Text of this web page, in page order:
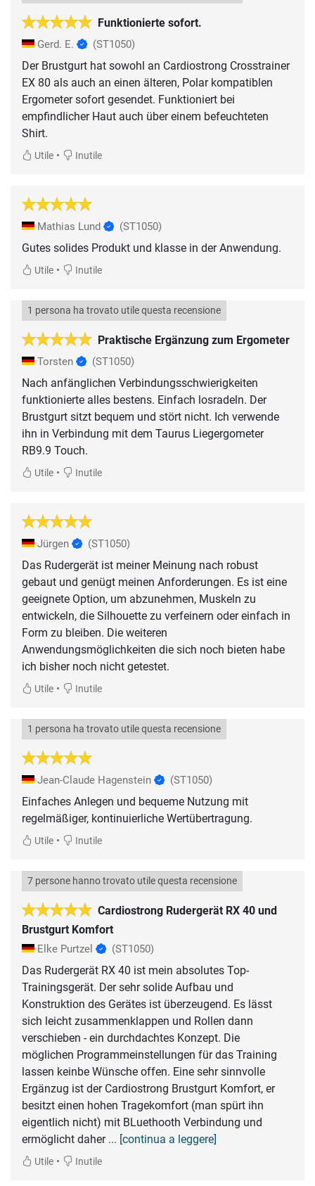
Funktionierte sofort.
Gerd. E. (ST1050)
Der Brustgurt hat sowohl an Cardiostrong Crosstrainer
EX 80 als auch an einen älteren, Polar kompatiblen
Ergometer sofort gesendet. Funktioniert bei
empfindlicher Haut auch über einem befeuchteten
Shirt.
Utile • Inutile
Mathias Lund (ST1050)
Gutes solides Produkt und klasse in der Anwendung.
Utile • Inutile
Praktische Ergänzung zum Ergometer
1 persona ha trovato utile questa recensione
Torsten (ST1050)
Nach anfänglichen Verbindungsschwierigkeiten
funktionierte alles bestens. Einfach losradeln. Der
Brustgurt sitzt bequem und stört nicht. Ich verwende
ihn in Verbindung mit dem Taurus Liegergometer
RB9.9 Touch.
Utile • Inutile
Jürgen (ST1050)
Das Rudergerät ist meiner Meinung nach robust
gebaut und genügt meinen Anforderungen. Es ist eine
geeignete Option, um abzunehmen, Muskeln zu
entwickeln, die Silhouette zu verfeinern oder einfach in
Form zu bleiben. Die weiteren
Anwendungsmöglichkeiten die sich noch bieten habe
ich bisher noch nicht getestet.
Utile • Inutile
1 persona ha trovato utile questa recensione
Jean-Claude Hagenstein (ST1050)
Einfaches Anlegen und bequeme Nutzung mit
regelmäßiger, kontinuierliche Wertübertragung.
Utile • Inutile
Cardiostrong Rudergerät RX 40 und
Brustgurt Komfort
7 persone hanno trovato utile questa recensione
Elke Purtzel (ST1050)
Das Rudergerät RX 40 ist mein absolutes Top-
Trainingsgerät. Der sehr solide Aufbau und
Konstruktion des Gerätes ist überzeugend. Es lässt
sich leicht zusammenklappen und Rollen dann
verschieben - ein durchdachtes Konzept. Die
möglichen Programmeinstellungen für das Training
lassen keinbe Wünsche offen. Eine sehr sinnvolle
Ergänzug ist der Cardiostrong Brustgurt Komfort, er
besitzt einen hohen Tragekomfort (man spürt ihn
eigentlich nicht) mit BLuethooth Verbindung und
ermöglicht daher ... [continua a leggere]
Utile • Inutile